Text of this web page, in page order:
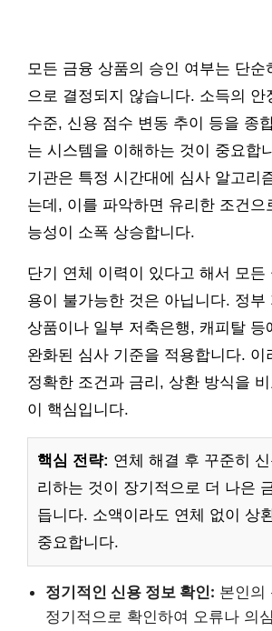
모든 금융 상품의 승인 여부는 단순
으로 결정되지 않습니다. 소득의 안
수준, 신용 점수 변동 추이 등을 종
는 시스템을 이해하는 것이 중요합
기관은 특정 시간대에 심사 알고리
는데, 이를 파악하면 유리한 조건으
능성이 소폭 상승합니다.
단기 연체 이력이 있다고 해서 모든
용이 불가능한 것은 아닙니다. 정부
상품이나 일부 저축은행, 캐피탈 등
완화된 심사 기준을 적용합니다. 이
정확한 조건과 금리, 상환 방식을
이 핵심입니다.
핵심 전략: 연체 해결 후 꾸준히
리하는 것이 장기적으로 더 나은
듭니다. 소액이라도 연체 없이 상
중요합니다.
정기적인 신용 정보 확인: 본인의
정기적으로 확인하여 오류나 의